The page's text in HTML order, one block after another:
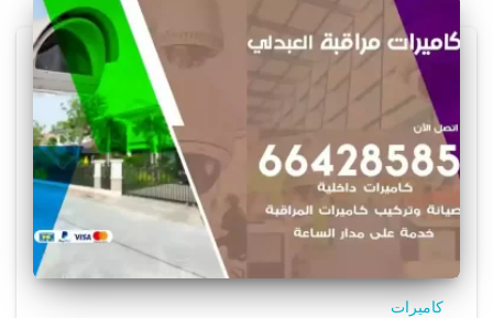
كاميرات